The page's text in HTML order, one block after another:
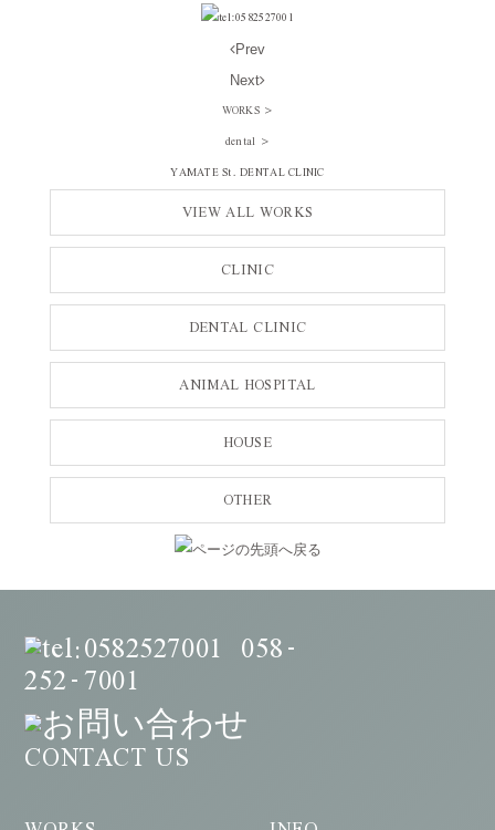
Prev
Next
WORKS>
dental >
YAMATE St. DENTAL CLINIC
VIEW ALL WORKS
CLINIC
DENTAL CLINIC
ANIMAL HOSPITAL
HOUSE
OTHER
058-
252-7001
CONTACT US